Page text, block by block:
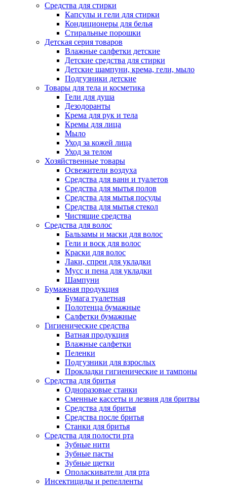
Средства для стирки
Капсулы и гели для стирки
Кондиционеры для белья
Стиральные порошки
Детская серия товаров
Влажные салфетки детские
Детские средства для стирки
Детские шампуни, крема, гели, мыло
Подгузники детские
Товары для тела и косметика
Гели для душа
Дезодоранты
Крема для рук и тела
Кремы для лица
Мыло
Уход за кожей лица
Уход за телом
Хозяйственные товары
Освежители воздуха
Средства для ванн и туалетов
Средства для мытья полов
Средства для мытья посуды
Средства для мытья стекол
Чистящие средства
Средства для волос
Бальзамы и маски для волос
Гели и воск для волос
Краски для волос
Лаки, спреи для укладки
Мусс и пена для укладки
Шампуни
Бумажная продукция
Бумага туалетная
Полотенца бумажные
Салфетки бумажные
Гигиенические средства
Ватная продукция
Влажные салфетки
Пеленки
Подгузники для взрослых
Прокладки гигиенические и тампоны
Средства для бритья
Одноразовые станки
Сменные кассеты и лезвия для бритвы
Средства для бритья
Средства после бритья
Станки для бритья
Средства для полости рта
Зубные нити
Зубные пасты
Зубные щетки
Ополаскиватели для рта
Инсектициды и репелленты